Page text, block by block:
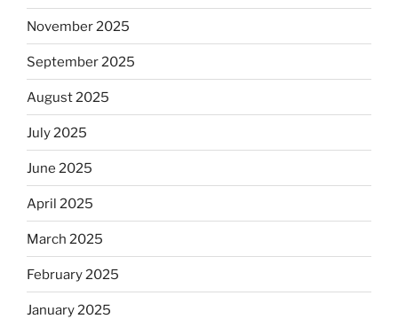
November 2025
September 2025
August 2025
July 2025
June 2025
April 2025
March 2025
February 2025
January 2025